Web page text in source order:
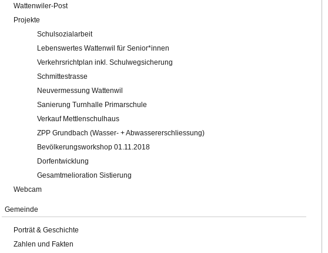
Wattenwiler-Post
Projekte
Schulsozialarbeit
Lebenswertes Wattenwil für Senior*innen
Verkehrsrichtplan inkl. Schulwegsicherung
Schmittestrasse
Neuvermessung Wattenwil
Sanierung Turnhalle Primarschule
Verkauf Mettlenschulhaus
ZPP Grundbach (Wasser- + Abwassererschliessung)
Bevölkerungsworkshop 01.11.2018
Dorfentwicklung
Gesamtmelioration Sistierung
Webcam
Gemeinde
Porträt & Geschichte
Zahlen und Fakten